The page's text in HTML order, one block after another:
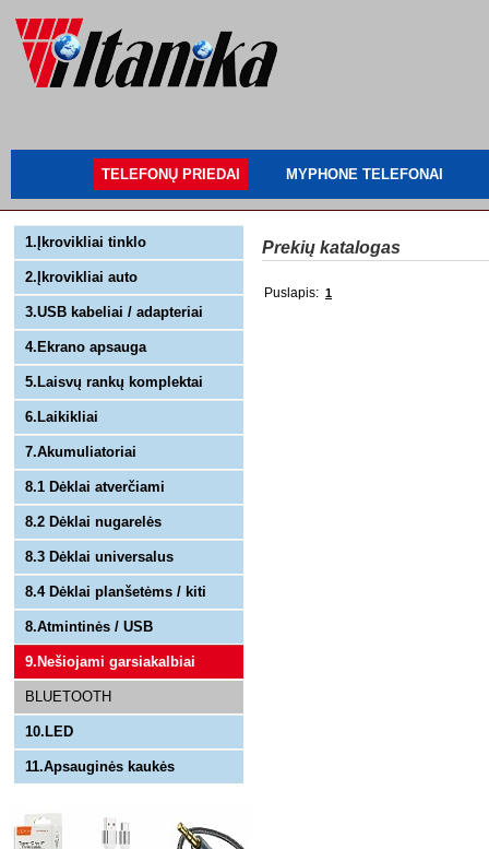
TELEFONŲ PRIEDAI MYPHONE TELEFONAI
1.Įkrovikliai tinklo
2.Įkrovikliai auto
3.USB kabeliai / adapteriai
4.Ekrano apsauga
5.Laisvų rankų komplektai
6.Laikikliai
7.Akumuliatoriai
8.1 Dėklai atverčiami
8.2 Dėklai nugarelės
8.3 Dėklai universalus
8.4 Dėklai planšetėms / kiti
8.Atmintinės / USB
9.Nešiojami garsiakalbiai
BLUETOOTH
10.LED
11.Apsauginės kaukės
Prekių katalogas
Puslapis: 1